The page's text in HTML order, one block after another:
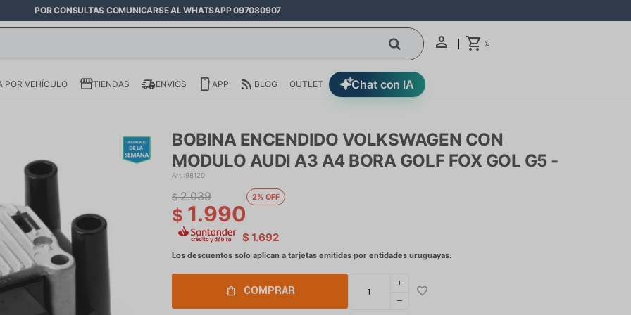
POR CONSULTAS COMUNICARSE AL WHATSAPP 097080907
$0
Chat con IA
POR VEHÍCULO TIENDAS ENVIOS APP BLOG OUTLET
BOBINA ENCENDIDO VOLKSWAGEN CON
MODULO AUDI A3 A4 BORA GOLF FOX GOL G5 -
98120
$ 1.990
$ 2.039 2
$ 1.692
COMPRAR
add
remove